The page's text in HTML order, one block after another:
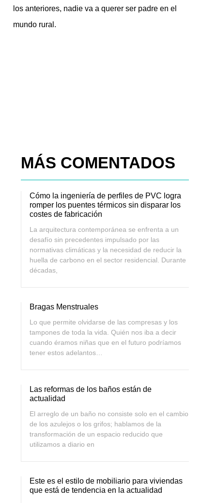
los anteriores, nadie va a querer ser padre en el
mundo rural.
MÁS COMENTADOS
Cómo la ingeniería de perfiles de PVC logra
romper los puentes térmicos sin disparar los
costes de fabricación
La arquitectura contemporánea se enfrenta a un
desafío sin precedentes impulsado por las
normativas climáticas y la necesidad de reducir la
huella de carbono en el sector residencial. Durante
décadas,
Bragas Menstruales
Lo que permite olvidarse de las compresas y los
tampones de toda la vida. Quién nos iba a decir
cuando éramos niñas que en el futuro podríamos
tener estos adelantos…
Las reformas de los baños están de
actualidad
El arreglo de un baño no consiste solo en el cambio
de los azulejos o los grifos; hablamos de la
transformación de un espacio reducido que
utilizamos a diario en
Este es el estilo de mobiliario para viviendas
que está de tendencia en la actualidad